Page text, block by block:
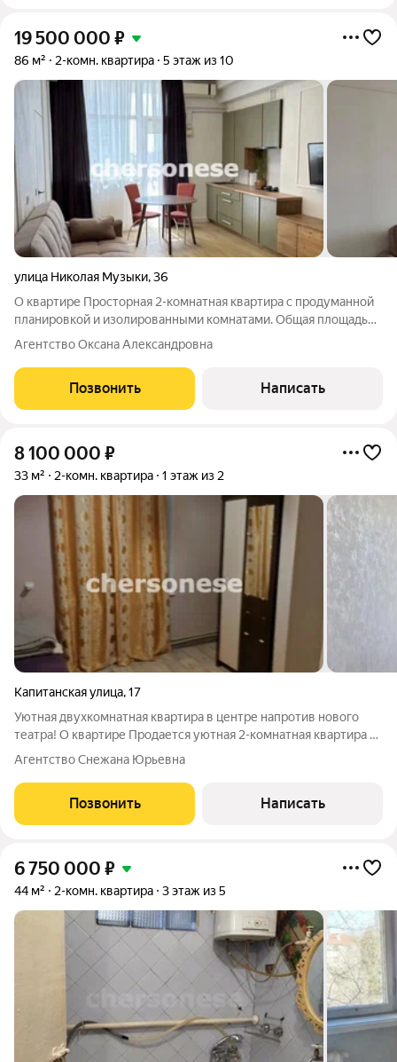
19 500 000 ₽
86 м² 2-комн. квартира 5 этаж из 10
улица Николая Музыки,36
О квартире Просторная 2-комнатная квартира с продуманной
планировкой и изолированными комнатами. Общая площадь
86 м, жилая 46 м, большая кухня 22 м идеальное пространство
для семьи и приема гостей. Высокие потолки создают
ощущение дополнительного
Агентство Оксана Александровна
Позвонить Написать
8 100 000 ₽
33 м² 2-комн. квартира 1 этаж из 2
Капитанская улица,17
Уютная двухкомнатная квартира в центре напротив нового
театра! О квартире Продается уютная 2-комнатная квартира в
кирпичном доме сталинской постройки. Общая площадь 33 м,
жилая 21 м, кухня 6 м. Комнаты смежные, с высокими
потолками 3 м, создающими
Агентство Снежана Юрьевна
Позвонить Написать
6 750 000 ₽
44 м² 2-комн. квартира 3 этаж из 5